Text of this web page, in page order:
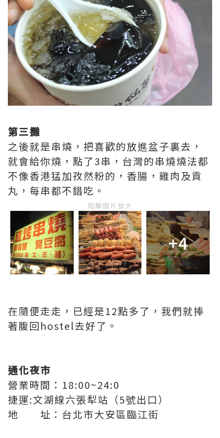
第三攤
之後就是串燒，把喜歡的放進盆子裏去，
就會給你燒，點了3串，台灣的串燒燒法都
不像香港猛加孜然粉的，香腸，雞肉及貢
丸，每串都不錯吃。
點擊圖片放大
+4
在隨便走走，已經是12點多了，我們就捧
著腹回hostel去好了。
通化夜市
營業時間：18:00~24:0
捷運:文湖線六張犁站（5號出口）
地 址：台北市大安區臨江街